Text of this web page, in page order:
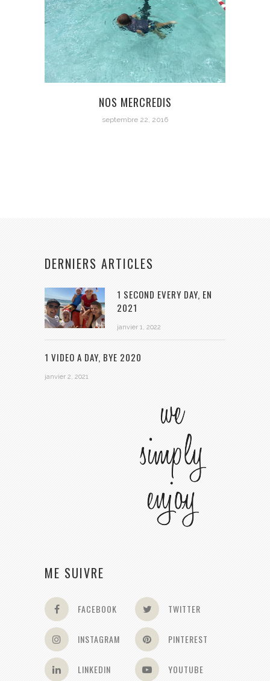
NOS MERCREDIS
septembre 22, 2016
DERNIERS ARTICLES
1 SECOND EVERY DAY, EN
2021
janvier 1, 2022
1 VIDEO A DAY, BYE 2020
janvier 2, 2021
ME SUIVRE
FACEBOOK TWITTER
INSTAGRAM PINTEREST
LINKEDIN YOUTUBE